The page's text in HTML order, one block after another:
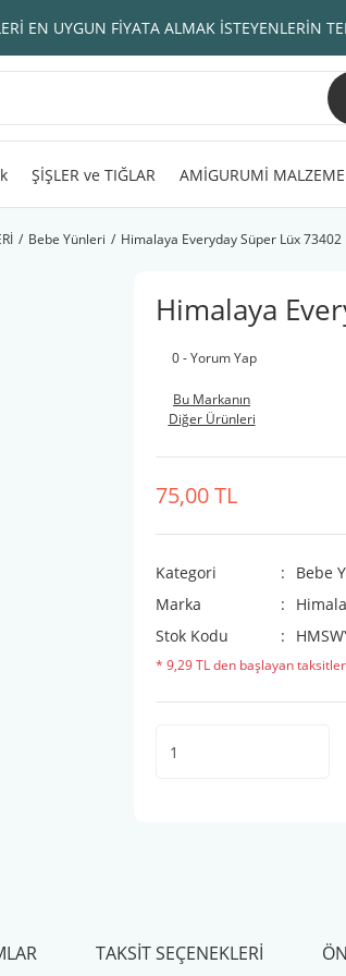
EN UYGUN FİYATA ALMAK İSTEYENLERİN
ŞİŞLER ve TIĞLAR AMİGURUMİ
Bebe Yünleri Himalaya Everyday Süper Lüx
Himalaya
0 - Yorum Yap
Bu Markanın
Diğer Ürünleri
75,00 TL
Kategori
Bebe
Marka
Stok Kodu
* 9,29 TL den başlayan
TAKSIT SEÇENEKLERI